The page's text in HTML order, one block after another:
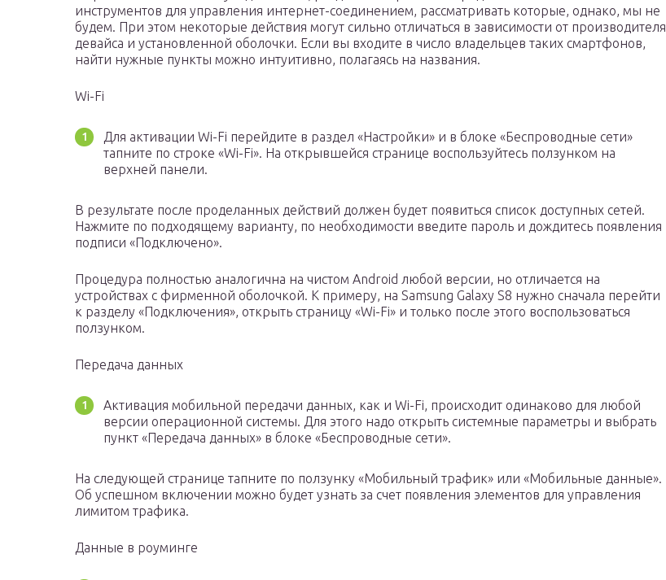
инструментов для управления интернет-соединением, рассматривать которые, однако, мы не
будем. При этом некоторые действия могут сильно отличаться в зависимости от производителя
девайса и установленной оболочки. Если вы входите в число владельцев таких смартфонов,
найти нужные пункты можно интуитивно, полагаясь на названия.
Wi-Fi
Для активации Wi-Fi перейдите в раздел «Настройки» и в блоке «Беспроводные сети»
тапните по строке «Wi-Fi». На открывшейся странице воспользуйтесь ползунком на
верхней панели.
В результате после проделанных действий должен будет появиться список доступных сетей.
Нажмите по подходящему варианту, по необходимости введите пароль и дождитесь появления
подписи «Подключено».
Процедура полностью аналогична на чистом Android любой версии, но отличается на
устройствах с фирменной оболочкой. К примеру, на Samsung Galaxy S8 нужно сначала перейти
к разделу «Подключения», открыть страницу «Wi-Fi» и только после этого воспользоваться
ползунком.
Передача данных
Активация мобильной передачи данных, как и Wi-Fi, происходит одинаково для любой
версии операционной системы. Для этого надо открыть системные параметры и выбрать
пункт «Передача данных» в блоке «Беспроводные сети».
На следующей странице тапните по ползунку «Мобильный трафик» или «Мобильные данные».
Об успешном включении можно будет узнать за счет появления элементов для управления
лимитом трафика.
Данные в роуминге